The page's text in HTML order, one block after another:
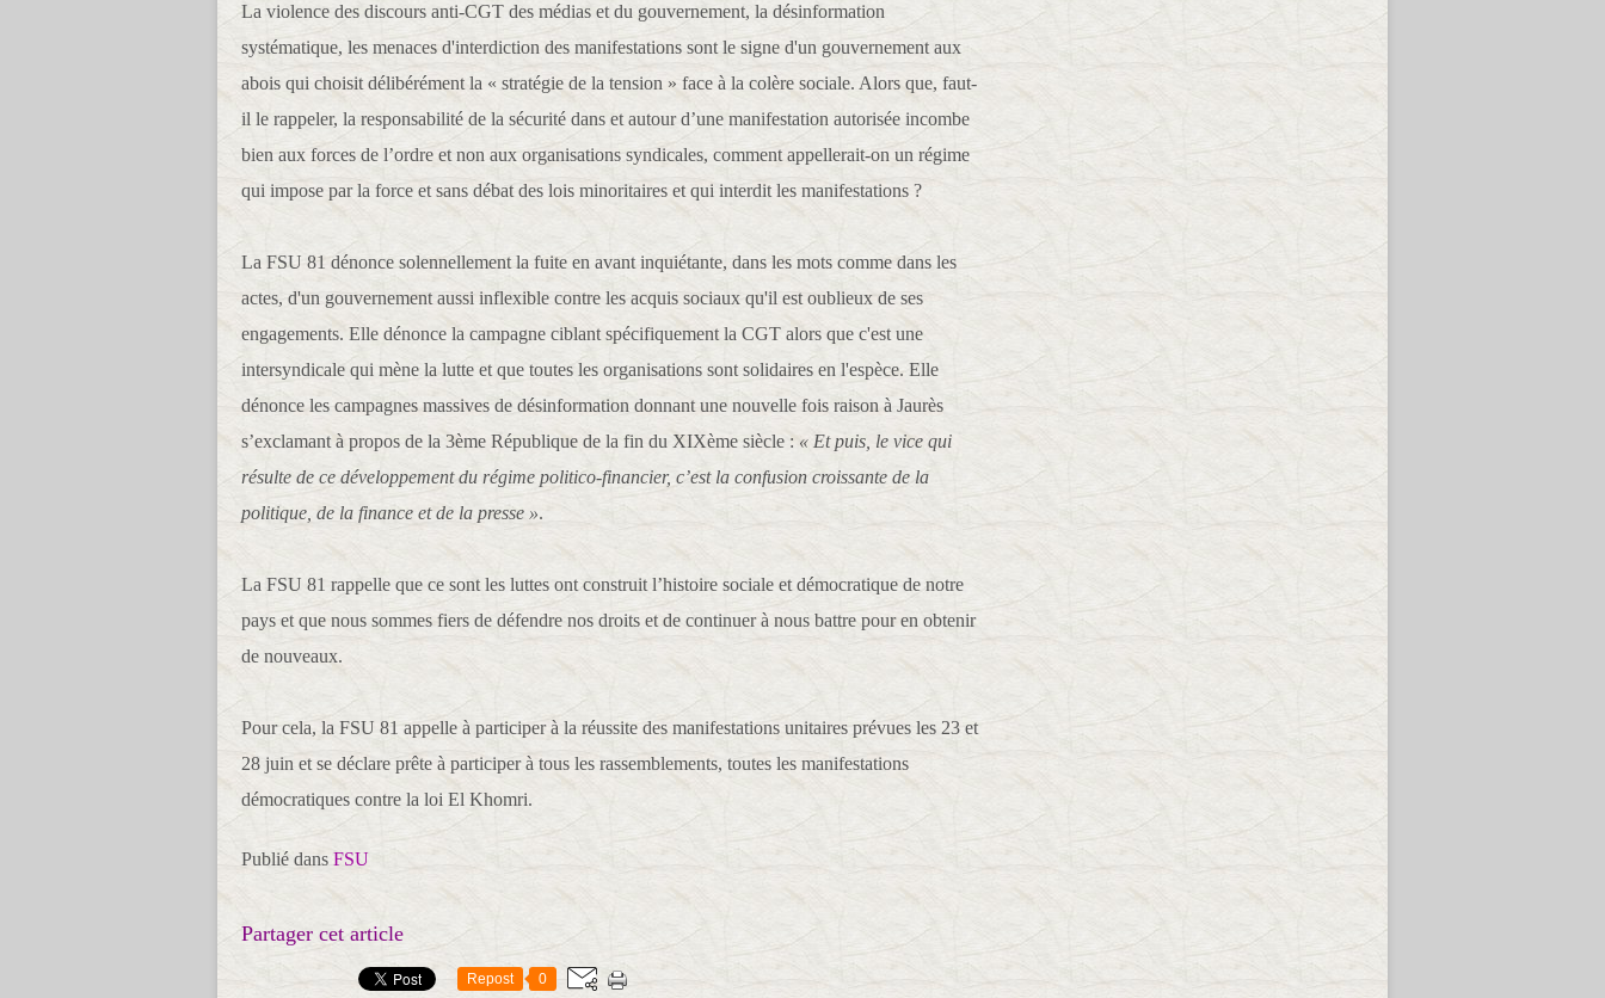
La violence des discours anti-CGT des médias et du gouvernement, la désinformation
systématique, les menaces d'interdiction des manifestations sont le signe d'un gouvernement aux
abois qui choisit délibérément la « stratégie de la tension » face à la colère sociale. Alors que, faut-
il le rappeler, la responsabilité de la sécurité dans et autour d’une manifestation autorisée incombe
bien aux forces de l’ordre et non aux organisations syndicales, comment appellerait-on un régime
qui impose par la force et sans débat des lois minoritaires et qui interdit les manifestations ?
La FSU 81 dénonce solennellement la fuite en avant inquiétante, dans les mots comme dans les
actes, d'un gouvernement aussi inflexible contre les acquis sociaux qu'il est oublieux de ses
engagements. Elle dénonce la campagne ciblant spécifiquement la CGT alors que c'est une
intersyndicale qui mène la lutte et que toutes les organisations sont solidaires en l'espèce. Elle
dénonce les campagnes massives de désinformation donnant une nouvelle fois raison à Jaurès
s’exclamant à propos de la 3ème République de la fin du XIXème siècle : « Et puis, le vice qui
résulte de ce développement du régime politico-financier, c’est la confusion croissante de la
politique, de la finance et de la presse ».
La FSU 81 rappelle que ce sont les luttes ont construit l’histoire sociale et démocratique de notre
pays et que nous sommes fiers de défendre nos droits et de continuer à nous battre pour en obtenir
de nouveaux.
Pour cela, la FSU 81 appelle à participer à la réussite des manifestations unitaires prévues les 23 et
28 juin et se déclare prête à participer à tous les rassemblements, toutes les manifestations
démocratiques contre la loi El Khomri.
Publié dans FSU
Partager cet article
Repost 0